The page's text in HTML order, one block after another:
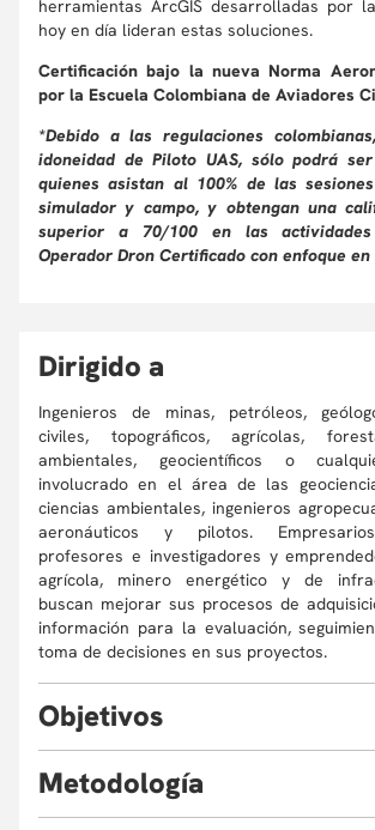
herramientas ArcGIS desarrolladas por
hoy en día lideran estas soluciones.
Certificación bajo la nueva Norma
por la Escuela Colombiana de Aviadores
*Debido a las regulaciones
idoneidad de Piloto UAS, sólo podrá
quienes asistan al 100% de las
simulador y campo, y obtengan una
superior a 70/100
en las
Operador Dron Certificado con enfoque
Dirigido a
Ingenieros de minas, petróleos,
civiles, topográficos, agrícolas,
ambientales, geocientíficos o
involucrado en el área de las
ciencias ambientales, ingenieros
aeronáuticos y pilotos.
profesores e investigadores y
agrícola, minero energético y de
buscan mejorar sus procesos de
información para la evaluación,
toma de decisiones en sus proyectos.
Objetivos
de expedir el certificado de idoneidad de
Metodología